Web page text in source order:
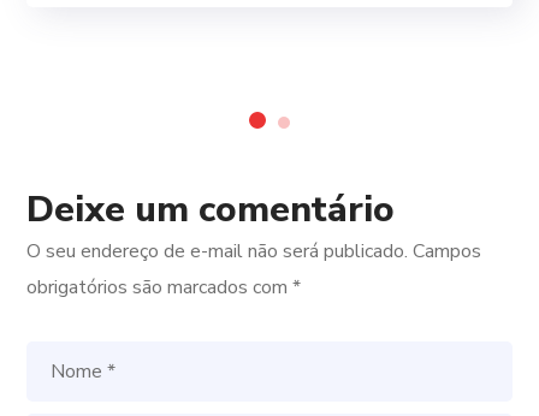
Deixe um comentário
O seu endereço de e-mail não será publicado. Campos
obrigatórios são marcados com*